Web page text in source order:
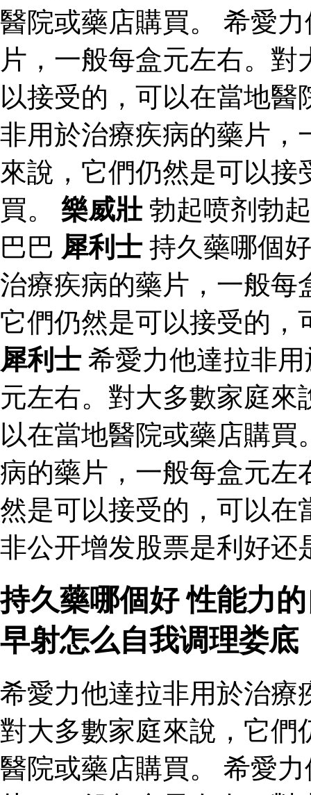
醫院或藥店購買。 希愛
片，一般每盒元左右。
以接受的，可以在當地
非用於治療疾病的藥片，
來說，它們仍然是可以
買。 樂威壯勃起喷剂勃
巴巴 犀利士 持久藥哪個
治療疾病的藥片，一般每
它們仍然是可以接受的，
犀利士 希愛力他達拉非
元左右。對大多數家庭
以在當地醫院或藥店購
病的藥片，一般每盒元左
然是可以接受的，可以
非公开增发股票是利好还
持久藥哪個好 性能力
早射怎么自我调理娄底
希愛力他達拉非用於治療
對大多數家庭來說，它們
醫院或藥店購買。 希愛